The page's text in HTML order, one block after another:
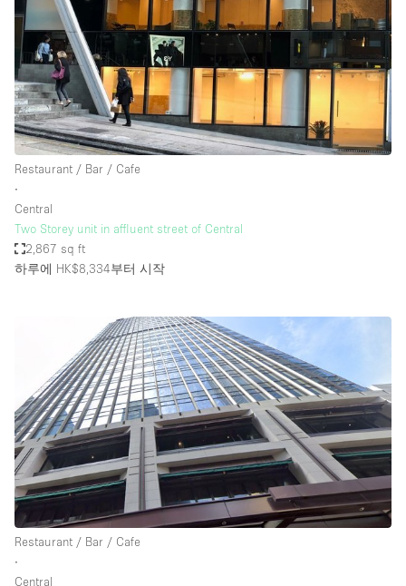
Restaurant / Bar / Cafe
∙
Central
Two Storey unit in affluent street of Central
2,867 sq ft
하루에 HK$8,334부터 시작
Restaurant / Bar / Cafe
∙
Central